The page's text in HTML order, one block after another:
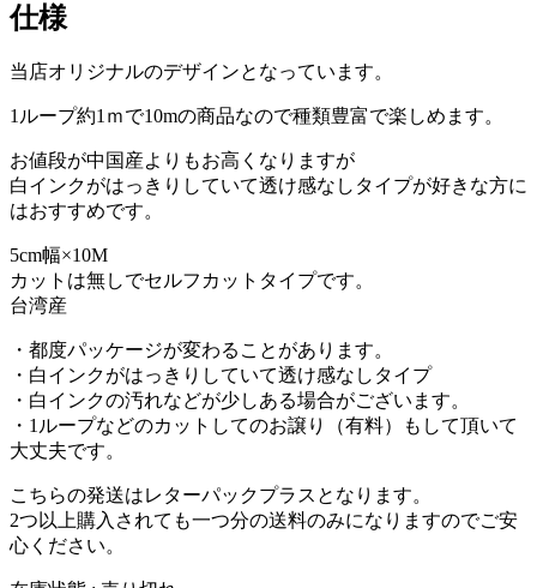
仕様
当店オリジナルのデザインとなっています。
1ループ約1ｍで10mの商品なので種類豊富で楽しめます。
お値段が中国産よりもお高くなりますが
白インクがはっきりしていて透け感なしタイプが好きな方に
はおすすめです。
5cm幅×10M
カットは無しでセルフカットタイプです。
台湾産
・都度パッケージが変わることがあります。
・白インクがはっきりしていて透け感なしタイプ
・白インクの汚れなどが少しある場合がございます。
・1ループなどのカットしてのお譲り（有料）もして頂いて
大丈夫です。
こちらの発送はレターパックプラスとなります。
2つ以上購入されても一つ分の送料のみになりますのでご安
心ください。